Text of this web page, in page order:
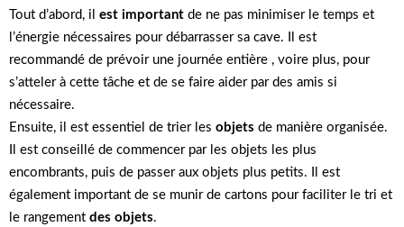
Tout d’abord, il est important de ne pas minimiser le temps et
l’énergie nécessaires pour débarrasser sa cave. Il est
recommandé de prévoir une journée entière , voire plus, pour
s’atteler à cette tâche et de se faire aider par des amis si
nécessaire.
Ensuite, il est essentiel de trier les objets de manière organisée.
Il est conseillé de commencer par les objets les plus
encombrants, puis de passer aux objets plus petits. Il est
également important de se munir de cartons pour faciliter le tri et
le rangement des objets.